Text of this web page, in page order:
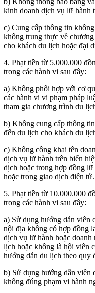
kinh doanh dịch vụ lữ hành
c) Cung cấp thông tin
không trung thực về
cho khách du lịch hoặc đại
4. Phạt tiền từ 5.000.000
trong các hành vi sau đây:
a) Không phối hợp với cơ
các hành vi vi phạm pháp
tham gia chương trình du
b) Không cung cấp thông
đến du lịch cho khách du
c) Không công khai tên
dịch vụ lữ hành trên biển
dịch hoặc trong hợp đồng lữ
hoặc trong giao dịch điện tử.
5. Phạt tiền từ 10.000.000
trong các hành vi sau đây:
a) Sử dụng hướng dẫn viên
nội địa không có hợp đồng
dịch vụ lữ hành hoặc doanh
lịch hoặc không là hội viên
hướng dẫn du lịch theo quy
b) Sử dụng hướng dẫn viên
không đúng phạm vi hành